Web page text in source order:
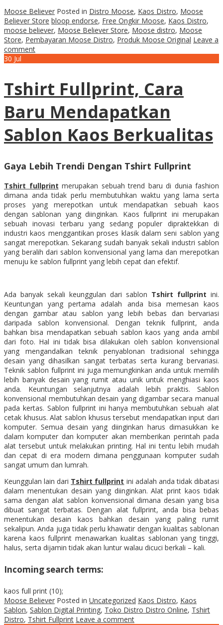
Moose Believer Posted in Distro Moose, Kaos Distro, Moose
Believer Store bloop endorse, Free Ongkir Moose, Kaos Distro,
moose believer, Moose Believer Store, Moose distro, Moose
Store, Pembayaran Moose Distro, Produk Moose Original Leave a
comment
30 Jul
Tshirt Fullprint, Cara
Baru Mendapatkan
Sablon Kaos Berkualitas
Gaya Lebih Trendi Dengan Tshirt Fullprint
Tshirt fullprint merupakan sebuah trend baru di dunia fashion
dimana anda tidak perlu membutuhkan waktu yang lama serta
proses yang merepotkan untuk mendapatkan sebuah kaos
dengan sablonan yang diinginkan. Kaos fullprint ini merupakan
sebuah inovasi terbaru yang sedang populer dipraktekkan di
industri kaos menggantikan proses klasik dalam seni sablon yang
sangat merepotkan. Sekarang sudah banyak sekali industri sablon
yang beralih dari sablon konvensional yang lama dan merepotkan
menuju ke sablon fullprint yang lebih cepat dan efektif.
Ada banyak sekali keunggulan dari sablon Tshirt fullprint ini.
Keuntungan yang pertama adalah anda bisa memesan kaos
dengan gambar atau sablon yang lebih bebas dan bervariasi
daripada sablon konvensional. Dengan teknik fullprint, anda
bahkan bisa mendapatkan sebuah sablon kaos yang anda ambil
dari foto. Hal ini tidak bisa dilakukan oleh sablon konvensional
yang mengandalkan teknik penyablonan tradisional sehingga
desain yang dihasilkan sangat terbatas serta kurang bervariasi.
Teknik sablon fullprint ini juga memungkinkan anda untuk memilih
lebih banyak desain yang rumit atau unik untuk menghiasi kaos
anda. Keuntungan selanjutnya adalah lebih praktis. Sablon
konvensional membutuhkan desain yang digambar secara manual
pada kertas. Sablon fullprint ini hanya membutuhkan sebuah alat
cetak khusus. Alat sablon khusus tersebut mendapatkan input dari
komputer. Semua desain yang diinginkan harus dimasukkan ke
dalam komputer dan komputer akan memberikan perintah pada
alat tersebut untuk melakukan printing. Hal ini tentu lebih mudah
dan cepat di era modern dimana penggunaan komputer sudah
sangat umum dan lumrah.
Keunggulan lain dari Tshirt fullprint ini adalah anda tidak dibatasi
dalam menentukan desain yang diinginkan. Alat print kaos tidak
sama dengan alat sablon konvensional dimana desain yang bisa
dibuat sangat terbatas. Dengan alat fullprint, anda bisa bebas
menentukan desain kaos bahkan desain yang paling rumit
sekalipun. Anda juga tidak perlu khawatir dengan kualitas sablonan
karena kaos fullprint menawarkan kualitas sablonan yang tinggi,
halus, serta dijamin tidak akan luntur walau dicuci berkali – kali.
Incoming search terms:
kaos full print (10);
Moose Believer Posted in Uncategorized Kaos Distro, Kaos
Sablon, Sablon Digital Printing, Toko Distro Distro Online, Tshirt
Distro, Tshirt Fullprint Leave a comment